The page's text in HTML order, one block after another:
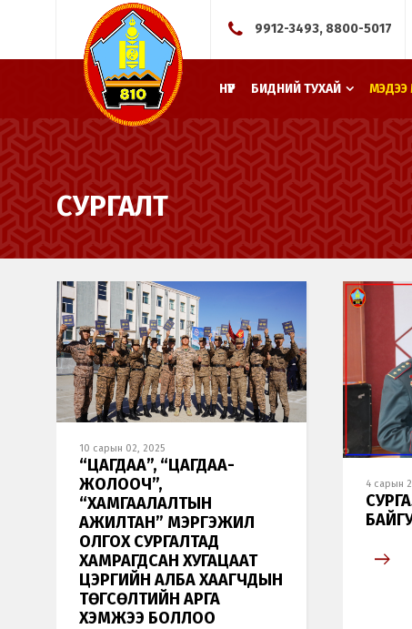
9912-3493, 8800-5017
НҮҮР БИДНИЙ ТУХАЙ МЭДЭЭ
СУРГАЛТ
10 сарын 02, 2025
“ЦАГДАА”, “ЦАГДАА-
ЖОЛООЧ”,
“ХАМГААЛАЛТЫН
АЖИЛТАН” МЭРГЭЖИЛ
ОЛГОХ СУРГАЛТАД
ХАМРАГДСАН ХУГАЦААТ
ЦЭРГИЙН АЛБА ХААГЧДЫН
ТӨГСӨЛТИЙН АРГА
ХЭМЖЭЭ БОЛЛОО
4 сарын